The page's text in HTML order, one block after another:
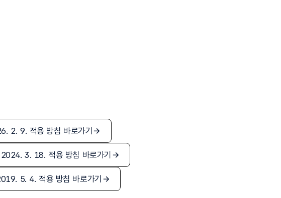
2. 9. 적용 방침 바로가기
3. 18. 적용 방침 바로가기
5. 4. 적용 방침 바로가기